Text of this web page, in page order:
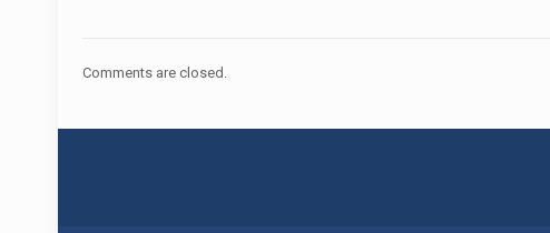
Comments are closed.